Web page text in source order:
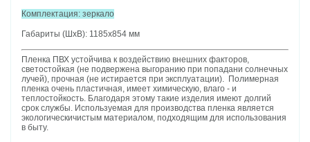
Комплектация: зеркало
Габариты (ШхВ): 1185х854 мм
Пленка ПВХ устойчива к воздействию внешних факторов,
светостойкая (не подвержена выгоранию при попадани солнечных
лучей), прочная (не истирается при эксплуатации). Полимерная
пленка очень пластичная, имеет химическую, влаго - и
теплостойкость. Благодаря этому такие изделия имеют долгий
срок службы. Используемая для производства пленка является
экологическичистым материалом, подходящим для использования
в быту.